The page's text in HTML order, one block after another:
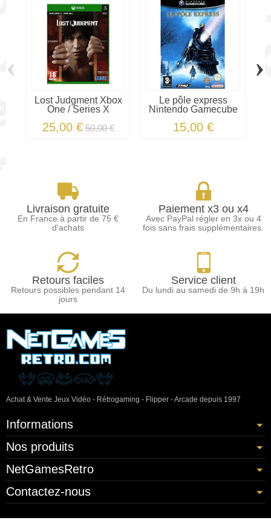
Lost Judgment Xbox
One / Series X
25,00 € 50,00 €
Le pôle express
Nintendo Gamecube
15,00 €
‹ ›
Livraison gratuite
En France à partir de 75 €
d'achats
Paiement x3 ou x4
Avec PayPal régler en 3x ou 4
fois sans frais supplémentaires.
Retours faciles
Retours possibles pendant 14
jours
Service client
Du lundi au samedi de 9h à 19h
Achat & Vente Jeux Vidéo - Rétrogaming - Flipper - Arcade depuis 1997
Informations
Nos produits
NetGamesRetro
Contactez-nous